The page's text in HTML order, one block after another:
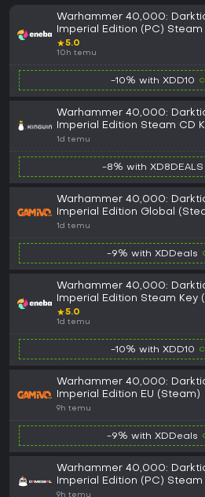
Warhammer 40,000:
Imperial Edition (PC) Steam
GLOBAL
★5.0
10h temu
-10% with XDD10
Warhammer 40,000:
Imperial Edition Steam CD
1d temu
-8% with XD8DEALS
Warhammer 40,000:
Imperial Edition Global
1d temu
-9% with XDDeals
Warhammer 40,000:
Imperial Edition Steam Key
EUROPE
★5.0
1d temu
-10% with XDD10
Warhammer 40,000:
Imperial Edition EU (Steam)
9h temu
-9% with XDDeals
Warhammer 40,000:
Imperial Edition (PC) Steam
- GLOBAL
9h temu